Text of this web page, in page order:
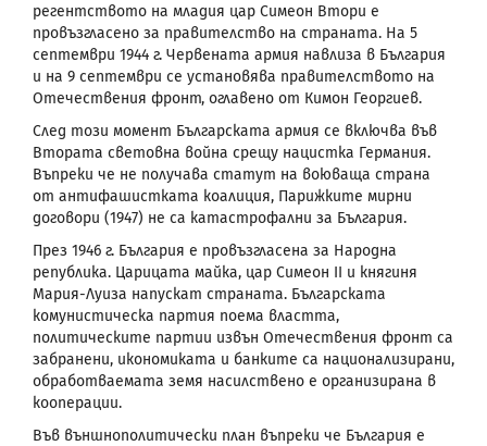
регентството на младия цар Симеон Втори е
провъзгласено за правителство на страната. На 5
септември 1944 г. Червената армия навлиза в България
и на 9 септември се установява правителството на
Отечествения фронт, оглавено от Кимон Георгиев.
След този момент Българската армия се включва във
Втората световна война срещу нацистка Германия.
Въпреки че не получава статут на воюваща страна
от антифашистката коалиция, Парижките мирни
договори (1947) не са катастрофални за България.
През 1946 г. България е провъзгласена за Народна
република. Царицата майка, цар Симеон ІІ и княгиня
Мария-Луиза напускат страната. Българската
комунистическа партия поема властта,
политическите партии извън Отечествения фронт са
забранени, икономиката и банките са национализирани,
обработваемата земя насилствено е организирана в
кооперации.
Във външнополитически план въпреки че България е